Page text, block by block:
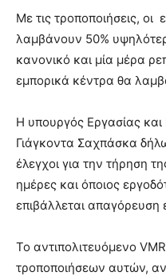
Με τις τροποποιήσεις,
λαμβάνουν 50%
κανονικό και μία μέρα
εμπορικά κέντρα θα
Η υπουργός Εργασίας
Γιάγκοντα Σαχπάσκα
έλεγχοι για την τήρηση
ημέρες και όποιος
επιβάλλεται απαγόρευση
Το αντιπολιτευόμενο
τροποποιήσεων αυτών,